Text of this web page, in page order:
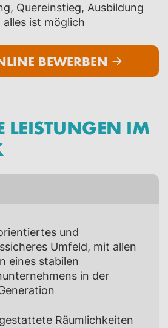
Quereinstieg, Ausbildung
ist möglich
BEWERBEN
LEISTUNGEN IM
und
Umfeld, mit allen
eines stabilen
in der
Räumlichkeiten